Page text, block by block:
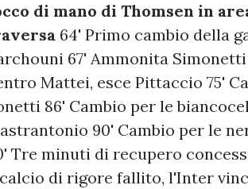
di mano di Thomsen in
64' Primo cambio della
67' Ammonita
Mattei, esce Pittaccio 75'
86' Cambio per le
90' Cambio per le
Tre minuti di recupero
di rigore fallito, l'Inter